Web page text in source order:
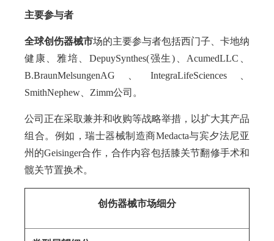
主要参与者
全球创伤器械市场的主要参与者包括西门子、卡地纳
健康、雅培、DepuySynthes(强生)、AcumedLLC、
B.BraunMelsungenAG、IntegraLifeSciences、
SmithNephew、Zimm公司。
公司正在采取兼并和收购等战略举措，以扩大其产品
组合。例如，瑞士器械制造商Medacta与宾夕法尼亚
州的Geisinger合作，合作内容包括膝关节翻修手术和
髋关节置换术。
创伤器械市场细分